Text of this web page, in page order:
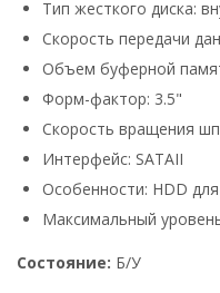
Тип жесткого диска:
Скорость передачи
Объем буферной
Форм-фактор: 3.5"
Скорость вращения
Интерфейс: SATAII
Особенности: HDD
Максимальный
Состояние: Б/У